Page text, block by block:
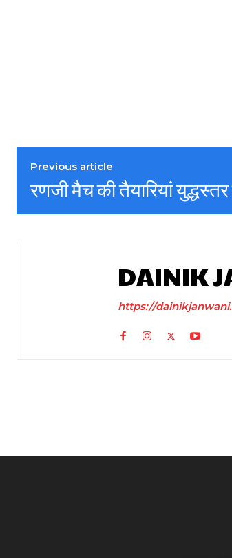
Previous article
रणजी मैच की तैयारियां
DAINIK
https://